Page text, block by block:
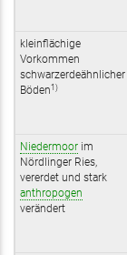
kleinflächige
Vorkommen
schwarzerdeähnlicher
Böden1)
Niedermoor im
Nördlinger Ries,
vererdet und stark
anthropogen
verändert